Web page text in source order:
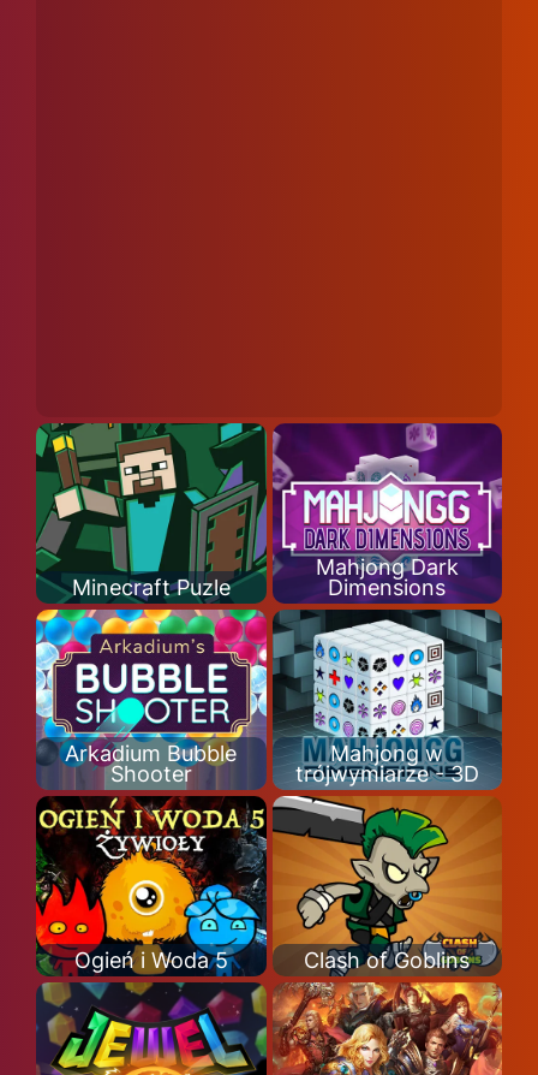
Minecraft Puzle
Mahjong Dark
Dimensions
Arkadium Bubble
Shooter
Mahjong w
trójwymiarze - 3D
Ogień i Woda 5 Clash of Goblins